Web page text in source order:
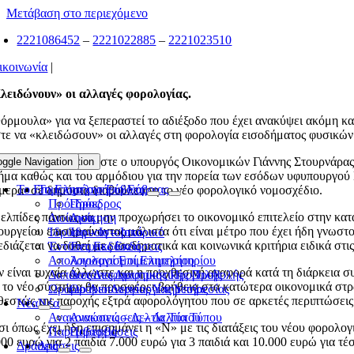
Μετάβαση στο περιεχόμενο
2221086452 – 2221022885 – 2221023510
|
Toggle Navigation
Το Επιμελητήριο Εύβοιας
Πρόεδρος
Διοίκηση
Ίδρυση – Ιστορικό
Έντυπες Εκδόσεις
Απολογισμοί Επιμελητηρίου
Δαπάνες Διαφημιστικής Προβολής
Ωράριο Λειτουργίας Υπηρεσίας
Νέα
Ανακοινώσεις – Δελτία Τύπου
Παρεμβάσεις
Δράσεις
Navigation
Το Επιμελητήριο Εύβοιας
Πρόεδρος
Διοίκηση
Ίδρυση – Ιστορικό
Έντυπες Εκδόσεις
Απολογισμοί Επιμελητηρίου
Δαπάνες Διαφημιστικής Προβολής
Ωράριο Λειτουργίας Υπηρεσίας
Νέα
Ανακοινώσεις – Δελτία Τύπου
Παρεμβάσεις
Δράσεις
οι αλλαγές φορολογίας.
για να ξεπεραστεί το αδιέξοδο που έχει ανακύψει ακόμη
να «κλειδώσουν» οι αλλαγές στη φορολογία εισοδήματος
το λόγο αυτό άλλωστε ο υπουργός Οικονομικών Γιάννης
καθώς και του αρμόδιου για την πορεία των εσόδων
σε δημόσια διαβούλευση το νέο φορολογικό νομοσχέδιο.
πάντως να μην προχωρήσει το οικονομικό επιτελείο στην
επισημαίνοντας μάλιστα ότι είναι μέτρο που έχει ήδη
να δοθεί με εισοδηματικά και κοινωνικά κριτήρια ειδικά
είναι τυχαία άλλωστε και η προχθεσινή αναφορά κατά τη
το νέο σύστημα θα προσφέρει βοήθεια στα κατώτερα οικονομικά
της παροχής εξτρά αφορολόγητου που σε αρκετές
όπως έχει ήδη επισημάνει η «Ν» με τις διατάξεις του νέου
ευρώ για 2 παιδιά 7.000 ευρώ για 3 παιδιά και 10.000 ευρώ για